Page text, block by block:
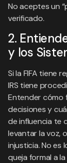
No aceptes un
verificado.
2.
y los
Si la FIFA tiene
IRS tiene
Entender cómo
decisiones y
de influencia te
levantar la voz,
injusticia. No es
queja formal a la